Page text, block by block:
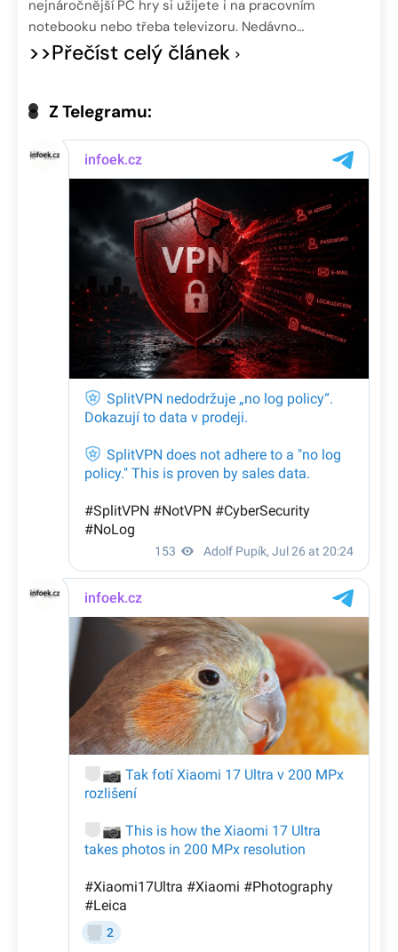
nejnáročnější PC hry si užijete i na pracovním
notebooku nebo třeba televizoru. Nedávno…
>>Přečíst celý článek
Z Telegramu: